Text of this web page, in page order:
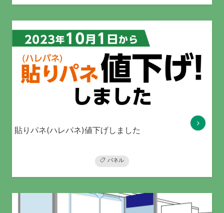
貼りパネ(ハレパネ)値下げしました
パネル